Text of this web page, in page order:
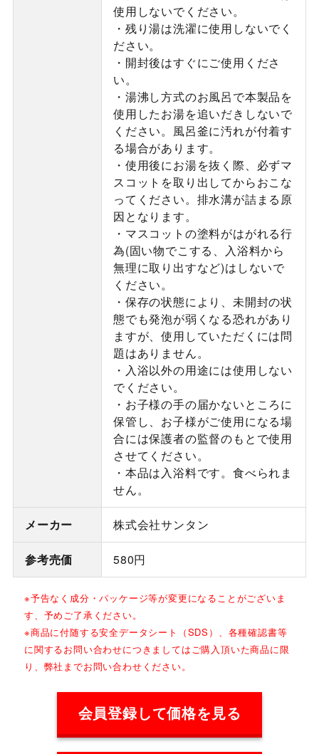
使用しないでください。
・残り湯は洗濯に使用しないでく
ださい。
・開封後はすぐにご使用くださ
い。
・湯沸し方式のお風呂で本製品を
使用したお湯を追いだきしないで
ください。風呂釜に汚れが付着す
る場合があります。
・使用後にお湯を抜く際、必ずマ
スコットを取り出してからおこな
ってください。排水溝が詰まる原
因となります。
・マスコットの塗料がはがれる行
為(固い物でこする、入浴料から
無理に取り出すなど)はしないで
ください。
・保存の状態により、未開封の状
態でも発泡が弱くなる恐れがあり
ますが、使用していただくには問
題はありません。
・入浴以外の用途には使用しない
でください。
・お子様の手の届かないところに
保管し、お子様がご使用になる場
合には保護者の監督のもとで使用
させてください。
・本品は入浴料です。食べられま
せん。
メーカー 株式会社サンタン
参考売価 580円
※予告なく成分・パッケージ等が変更になることがございま
す、予めご了承ください。
※商品に付随する安全データシート（SDS）、各種確認書等
に関するお問い合わせにつきましてはご購入頂いた商品に限
り、弊社までお問い合わせください。
会員登録して価格を見る